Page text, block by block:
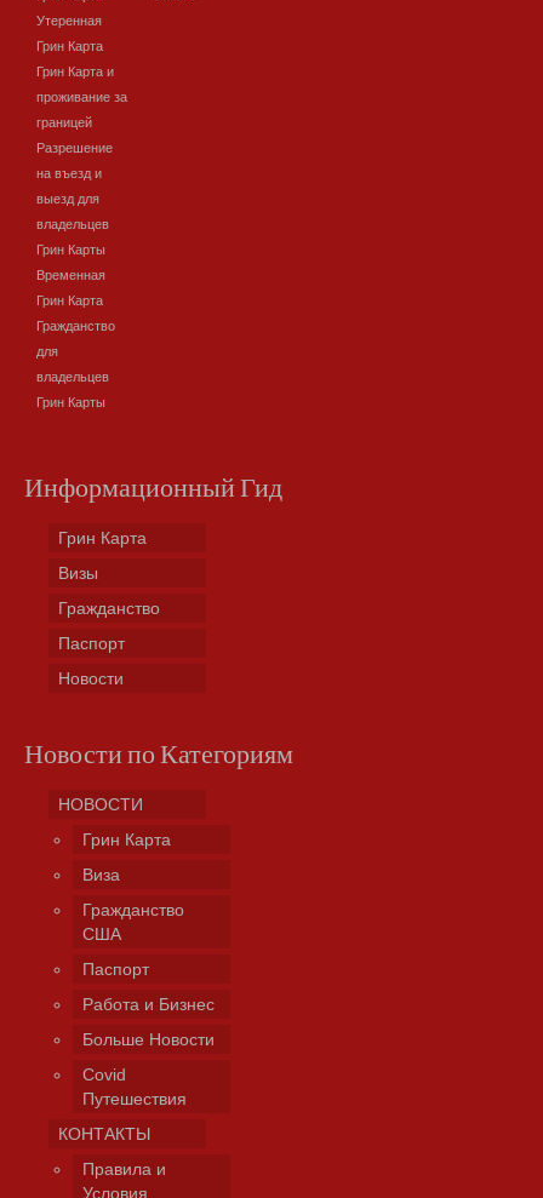
Утеренная
Грин Карта
Грин Карта и
проживание за
границей
Разрешение
на въезд и
выезд для
владельцев
Грин Карты
Временная
Грин Карта
Гражданство
для
владельцев
Грин Карты
Информационный Гид
Грин Карта
Визы
Гражданство
Паспорт
Новости
Новости по Категориям
НОВОСТИ
Грин Карта
Виза
Гражданство
США
Паспорт
Работа и Бизнес
Больше Новости
Covid
Путешествия
КОНТАКТЫ
Правила и
Условия